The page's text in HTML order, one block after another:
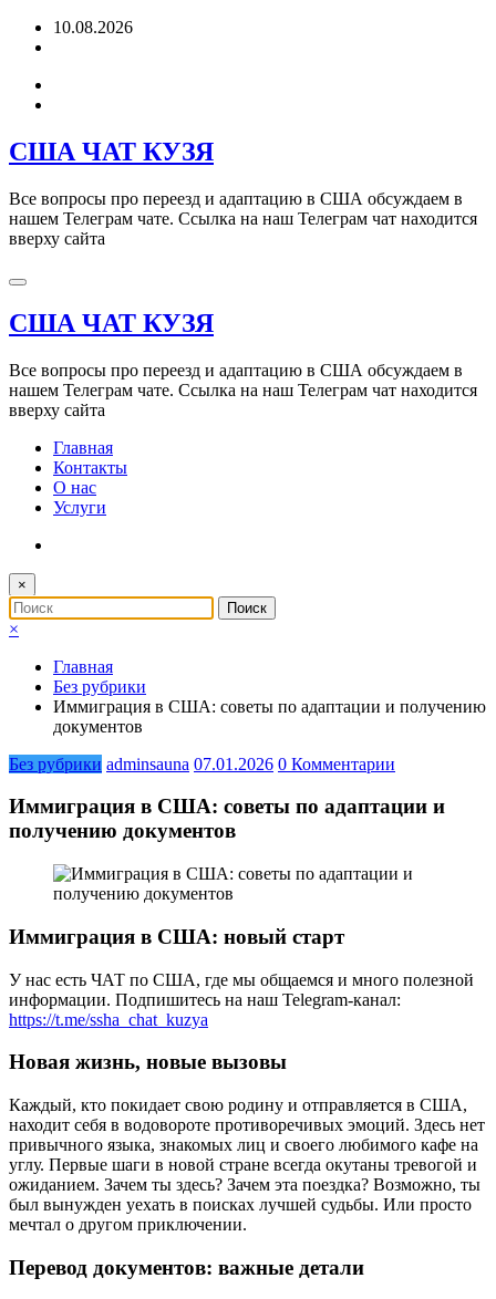
Перейти10.08.2026
США ЧАТ КУЗЯ
Все вопросы про переезд и адаптацию в США обсуждаем в
нашем Телеграм чате. Ссылка на наш Телеграм чат находится
вверху сайта
США ЧАТ КУЗЯ
Все вопросы про переезд и адаптацию в США обсуждаем в
нашем Телеграм чате. Ссылка на наш Телеграм чат находится
вверху сайта
Главная
Контакты
О нас
Услуги
×
×
Главная
Без рубрики
Иммиграция в США: советы по адаптации и получению
документов
Без рубрики adminsauna 07.01.2026 0 Комментарии
Иммиграция в США: советы по адаптации и
получению документов
Иммиграция в США: новый старт
У нас есть ЧАТ по США, где мы общаемся и много полезной
информации. Подпишитесь на наш Telegram-канал:
https://t.me/ssha_chat_kuzya
Новая жизнь, новые вызовы
Каждый, кто покидает свою родину и отправляется в США,
находит себя в водовороте противоречивых эмоций. Здесь нет
привычного языка, знакомых лиц и своего любимого кафе на
углу. Первые шаги в новой стране всегда окутаны тревогой и
ожиданием. Зачем ты здесь? Зачем эта поездка? Возможно, ты
был вынужден уехать в поисках лучшей судьбы. Или просто
мечтал о другом приключении.
Перевод документов: важные детали